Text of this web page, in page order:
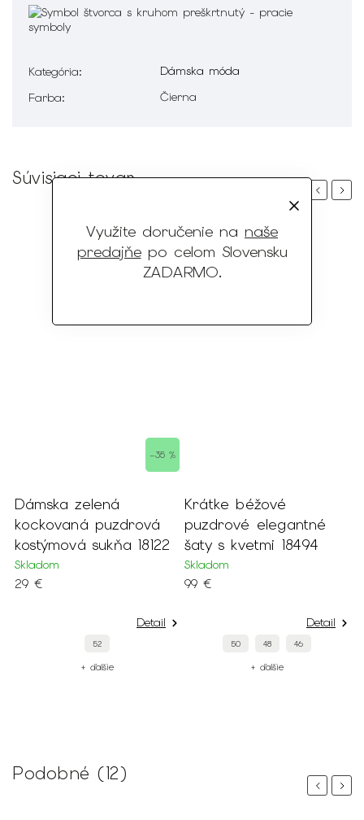
Využite doručenie na naše
predajňepo celom Slovensku
ZADARMO.
Kategória:
Dámska móda
Farba: Čierna
Súvisiaci tovar
Previous
zelená
puzdrová
sukňa 18122
Krátke béžové
puzdrové elegantné
šaty s kvetmi 18494
46
puzdrové
opaskom
Next
Podobné (12)
PreviousNext